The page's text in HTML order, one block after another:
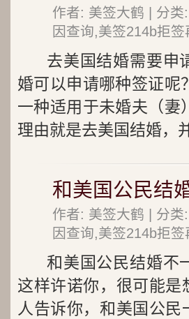
作者: 美签大鹤 | 分类:
因查询,美签214b拒签
去美国结婚需要申
婚可以申请哪种签证呢
一种适用于未婚夫（妻
理由就是去美国结婚，
和美国公民结
作者: 美签大鹤 | 分类:
因查询,美签214b拒签
和美国公民结婚不
这样许诺你，很可能
人告诉你，和美国公